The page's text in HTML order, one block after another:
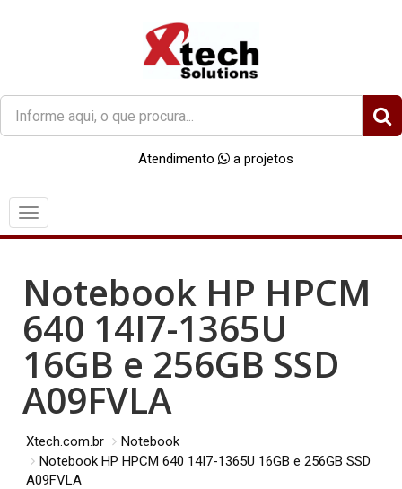
O
que
você
Atendimento a projetos
Menu
Notebook HP HPCM
640 14I7-1365U
16GB e 256GB SSD
A09FVLA
Xtech.com.br
Notebook
Notebook HP HPCM 640 14I7-1365U 16GB e 256GB SSD
A09FVLA